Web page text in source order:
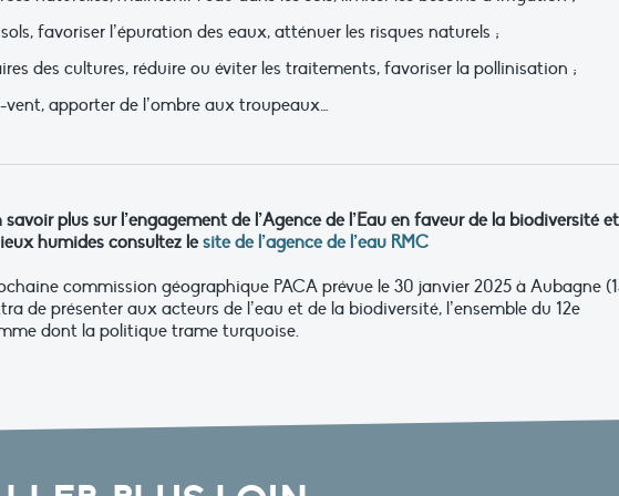
favoriser l’épuration des eaux, atténuer les risques naturels ;
des cultures, réduire ou éviter les traitements, favoriser la pollinisation ;
apporter de l’ombre aux troupeaux…
savoir plus sur l’engagement de l’Agence de l’Eau en faveur de la biodiversité et
humides consultez lesite de l’agence de l’eau RMC
commission géographique PACA prévue le 30 janvier 2025 à Aubagne
de présenter aux acteurs de l’eau et de la biodiversité, l’ensemble du 12e
dont la politique trame turquoise.